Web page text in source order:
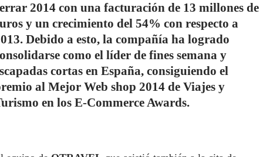
2014 con una facturación de 13 millones de
y un crecimiento del 54% con respecto a
Debido a esto, la compañía ha logrado
como el líder de fines semana y
cortas en España, consiguiendo el
al Mejor Web shop 2014 de Viajes y
en los E-Commerce Awards.